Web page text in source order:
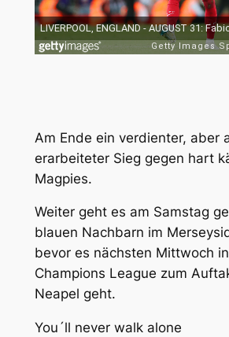
Am Ende ein verdienter, aber
erarbeiteter Sieg gegen hart
Magpies.
Weiter geht es am Samstag
blauen Nachbarn im
bevor es nächsten Mittwoch
Champions League zum
Neapel geht.
You´ll never walk alone